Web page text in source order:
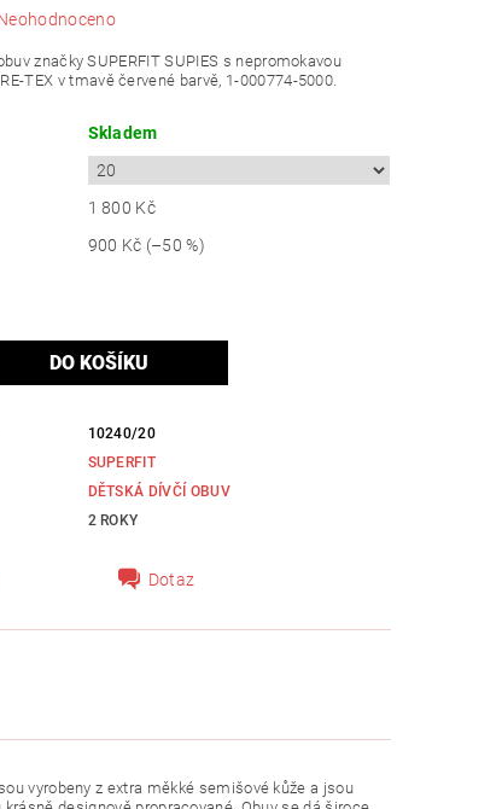
značky SUPERFIT SUPIES s nepromokavou
TEX v tmavě červené barvě, 1-000774-5000.
Skladem
1 800 Kč
900 Kč (–50 %)
10240/20
SUPERFIT
DĚTSKÁ DÍVČÍ OBUV
2 ROKY
Dotaz
vyrobeny z extra měkké semišové kůže a jsou